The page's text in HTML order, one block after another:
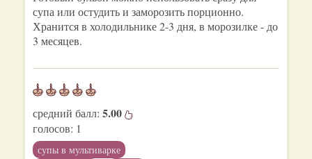
супа или остудить и заморозить порционно.
Хранится в холодильнике 2-3 дня, в морозилке - до
3 месяцев.
средний балл: 5.00
голосов: 1
супы в мультиварке